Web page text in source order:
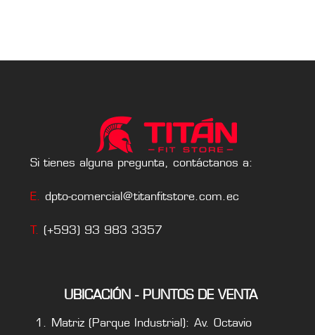
Si tienes alguna pregunta, contáctanos a:
E. dpto-comercial@titanfitstore.com.ec
T. (+593) 93 983 3357
UBICACIÓN - PUNTOS DE VENTA
Matriz (Parque Industrial): Av. Octavio